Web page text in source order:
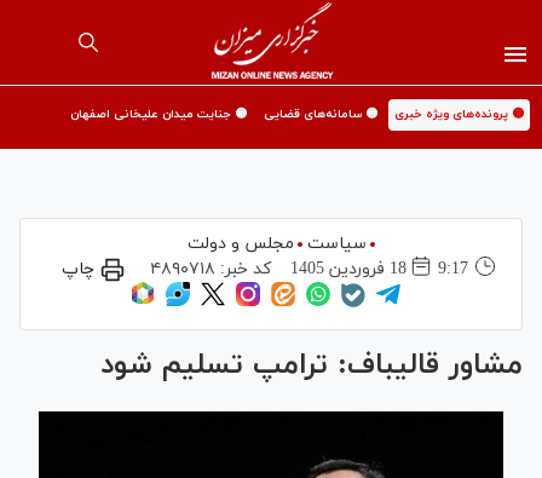
🟡 پرونده‌های ویژه خبری 🟡 سامانه‌های قضایی 🟡 جنایت میدان علیخانی اصفهان
سیاست
مجلس و دولت
9:17
18 فروردين 1405 کد خبر: ۴۸۹۰۷۱۸ چاپ
مشاور قالیباف: ترامپ تسلیم شود